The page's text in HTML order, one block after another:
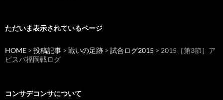
ただいま表示されているページ
HOME > 投稿記事 > 戦いの足跡 > 試合ログ2015 > 2015［第3節］ア
ビスパ福岡戦ログ
コンサデコンサについて